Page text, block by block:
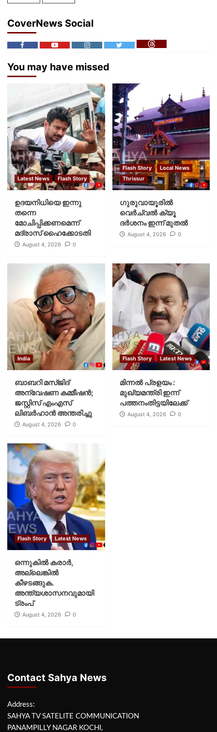
CoverNews Social
You may have missed
Latest News Flash Story
ഉദയനിധിയെ ഇന്നു
തന്നെ
മോചിപ്പിക്കണമെന്ന്
മദ്രാസ് ഹൈക്കോടതി
August 4, 2026 0
Flash Story
Local News
Thrissur
ഗുരുവായൂരില്‍
വെര്‍ച്വല്‍ ക്യൂ
ദര്‍ശനം ഇന്ന് മുതല്‍
August 4, 2026 0
India
ബാബറി മസ്ജിദ്
അന്വേഷണ കമ്മീഷന്‍;
ജസ്റ്റിസ് എംഎസ്
ലിബര്‍ഹാന്‍ അന്തരിച്ചു
August 4, 2026 0
Flash Story Latest News
മിന്നല്‍ പ്രളയം :
മുഖ്യമന്ത്രി ഇന്ന്
പത്തനംതിട്ടയിലേക്ക്
August 4, 2026 0
Flash Story Latest News
ഒന്നുകില്‍ കരാര്‍,
അല്ലെങ്കില്‍
കീഴടങ്ങുക.
അന്ത്യശാസനവുമായി
ട്രംപ്
August 4, 2026 0
Contact Sahya News
Address:
SAHYA TV SATELITE COMMUNICATION
PANAMPILLY NAGAR KOCHI,